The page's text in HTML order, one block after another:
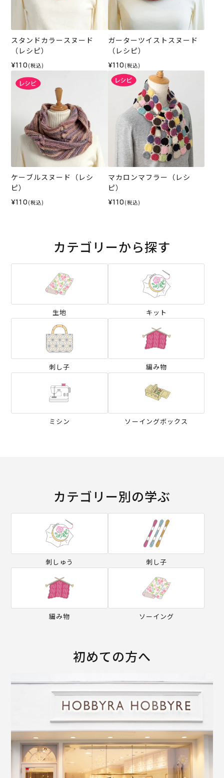
スタンドカラースヌード
（レシピ）
¥110 (税込)
ガーターツイストスヌード
（レシピ）
¥110 (税込)
ケーブルスヌード（レシ
ピ）
¥110 (税込)
マカロンマフラー（レシ
ピ）
¥110 (税込)
カテゴリーから探す
生地 キット
刺し子 編み物
ミシン ソーイングボックス
カテゴリー別の学ぶ
刺しゅう 刺し子
編み物 ソーイング
初めての方へ